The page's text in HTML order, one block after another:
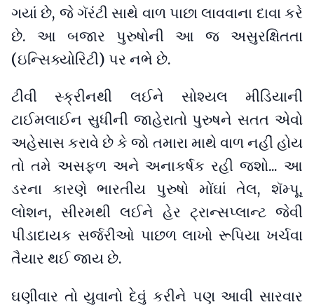
ગયાં છે, જે ગૅરંટી સાથે વાળ પાછા લાવવાના દાવા કરે
છે. આ બજાર પુરુષોની આ જ અસુરક્ષિતતા
(ઇન્સિક્યોરિટી) પર નભે છે.
ટીવી સ્ક્રીનથી લઈને સોશ્યલ મીડિયાની
ટાઈમલાઈન સુધીની જાહેરાતો પુરુષને સતત એવો
અહેસાસ કરાવે છે કે જો તમારા માથે વાળ નહીં હોય
તો તમે અસફળ અને અનાકર્ષક રહી જશો... આ
ડરના કારણે ભારતીય પુરુષો મોંઘાં તેલ, શૅમ્પૂ,
લોશન, સીરમથી લઈને હેર ટ્રાન્સપ્લાન્ટ જેવી
પીડાદાયક સર્જરીઓ પાછળ લાખો રૂપિયા ખર્ચવા
તૈયાર થઈ જાય છે.
ઘણીવાર તો યુવાનો દેવું કરીને પણ આવી સારવાર